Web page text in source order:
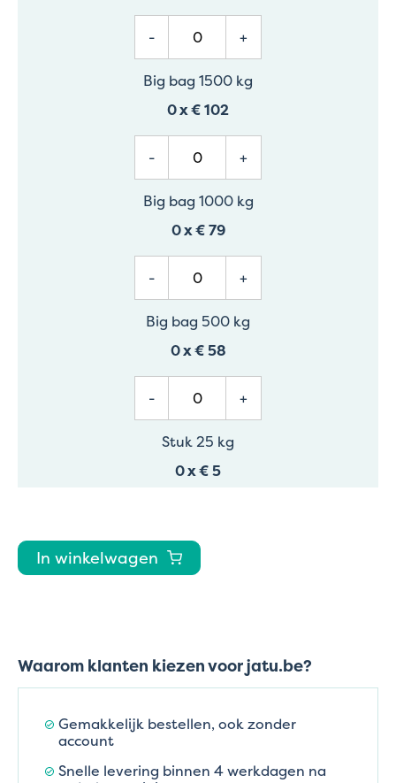
- +
Big bag 1500 kg
0x€ 102
- +
Big bag 1000 kg
0x€ 79
- +
Big bag 500 kg
0x€ 58
- +
Stuk 25 kg
0x€ 5
In winkelwagen
Waarom klanten kiezen voor jatu.be?
Gemakkelijk bestellen, ook zonder
account
Snelle levering binnen 4 werkdagen na